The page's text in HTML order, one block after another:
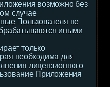
возможно без
случае
Пользователя не
иными
только
необходима для
лицензионного
Приложения